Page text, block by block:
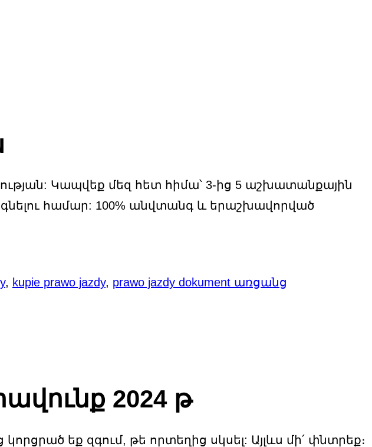
Կապվեք մեզ հետ հիմա՝ 3-ից 5 աշխատանքային
համար: 100% անվտանգ և երաշխավորված
, kupie prawo jazdy, prawo jazdy dokument առցանց
2024 թ
եք զգում, թե որտեղից սկսել: Այլևս մի՛ փնտրեք։